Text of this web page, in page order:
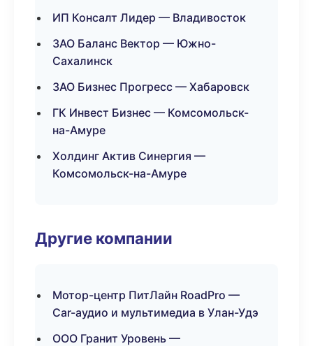
ИП Консалт Лидер — Владивосток
ЗАО Баланс Вектор — Южно-
Сахалинск
ЗАО Бизнес Прогресс — Хабаровск
ГК Инвест Бизнес — Комсомольск-
на-Амуре
Холдинг Актив Синергия —
Комсомольск-на-Амуре
Другие компании
Мотор-центр ПитЛайн RoadPro —
Car-аудио и мультимедиа в Улан-Удэ
ООО Гранит Уровень —